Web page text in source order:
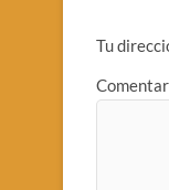
Tu